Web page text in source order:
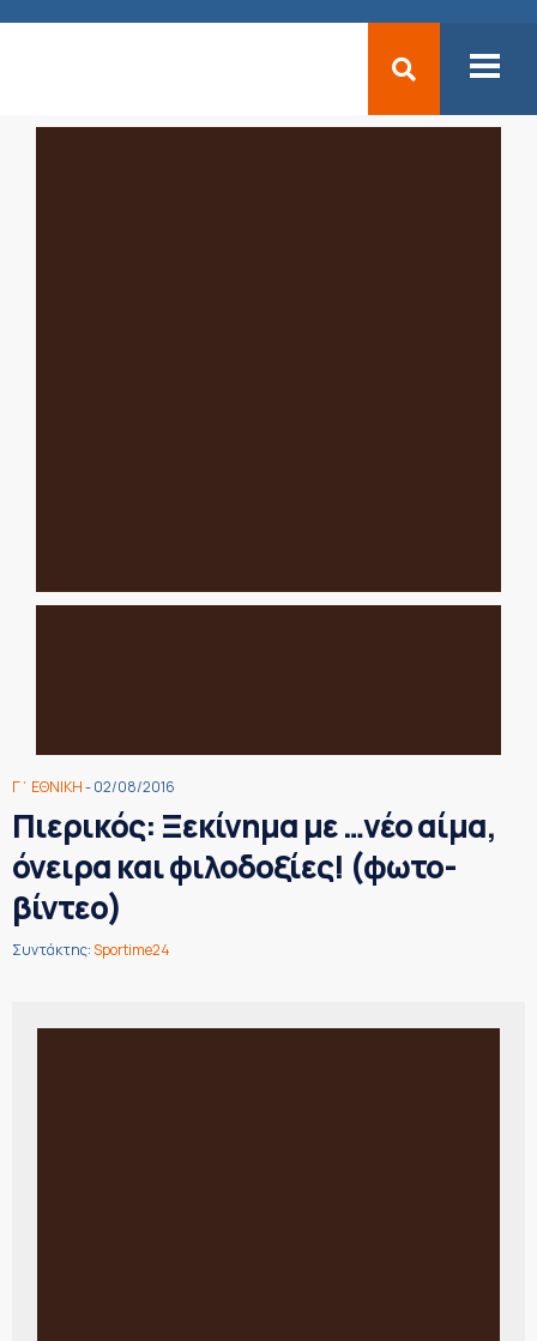
Γ΄ ΕΘΝΙΚΗ- 02/08/2016
Πιερικός: Ξεκίνημα με …νέο αίμα,
όνειρα και φιλοδοξίες! (φωτο-
βίντεο)
Συντάκτης:Sportime24